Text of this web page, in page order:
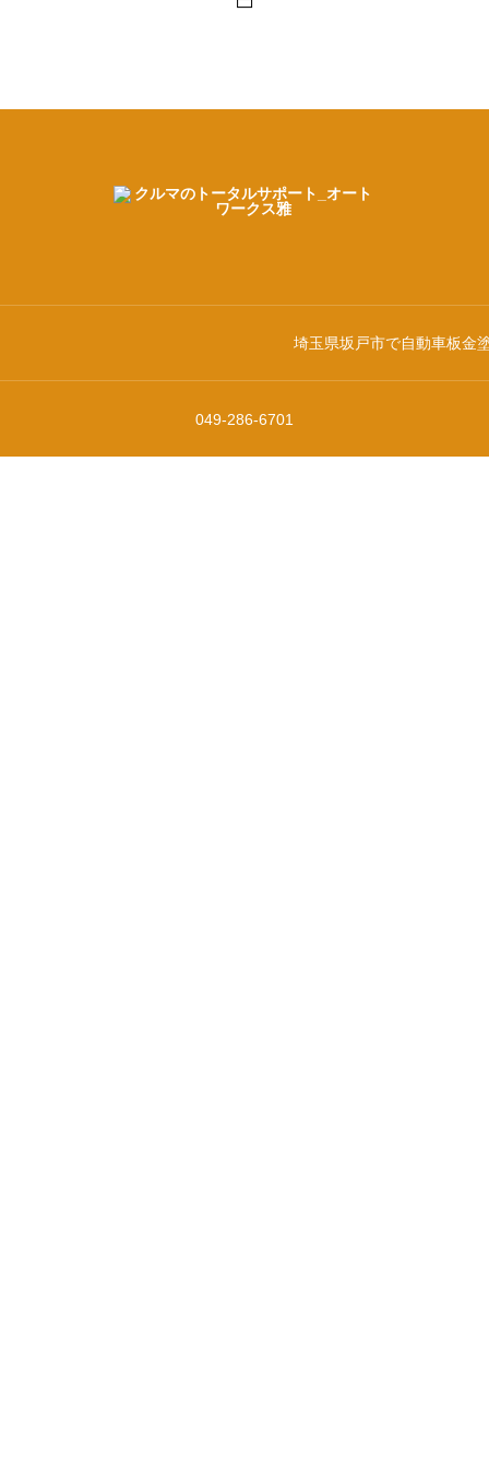
埼玉県坂戸市で自動車板金
049-286-6701